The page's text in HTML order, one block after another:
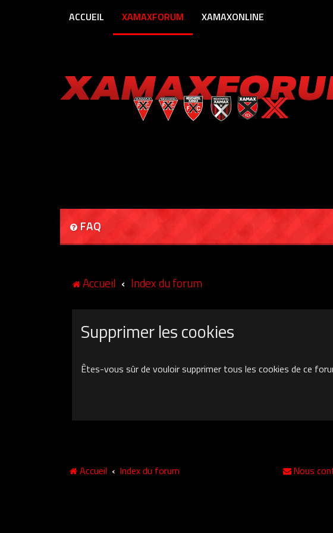
ACCUEIL XAMAXFORUM XAMAXONLINE
FAQ
Accueil Index du forum
Supprimer les cookies
Êtes-vous sûr de vouloir supprimer tous les cookies de ce
Accueil Index du forum Nous